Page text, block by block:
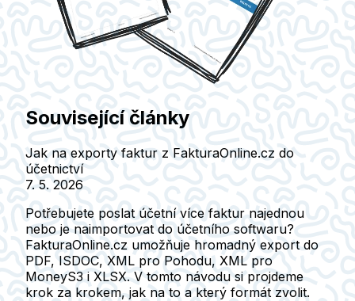
Související články
Jak na exporty faktur z FakturaOnline.cz do
účetnictví
7. 5. 2026
Potřebujete poslat účetní více faktur najednou
nebo je naimportovat do účetního softwaru?
FakturaOnline.cz umožňuje hromadný export do
PDF, ISDOC, XML pro Pohodu, XML pro
MoneyS3 i XLSX. V tomto návodu si projdeme
krok za krokem, jak na to a který formát zvolit.